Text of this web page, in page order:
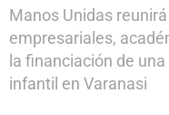
Manos Unidas
empresariales,
la financiación de
infantil en Varanasi